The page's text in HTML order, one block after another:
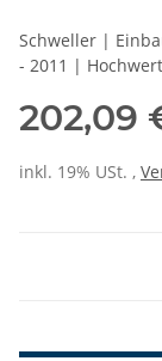
Schweller |
- 2011 |
202,09
inkl. 19% USt. ,